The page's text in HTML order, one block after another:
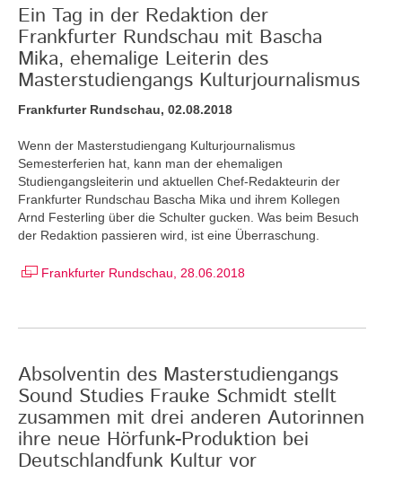
Ein Tag in der Redaktion der
Frankfurter Rundschau mit Bascha
Mika, ehemalige Leiterin des
Masterstudiengangs Kulturjournalismus
Frankfurter Rundschau, 02.08.2018
Wenn der Masterstudiengang Kulturjournalismus
Semesterferien hat, kann man der ehemaligen
Studiengangsleiterin und aktuellen Chef-Redakteurin der
Frankfurter Rundschau Bascha Mika und ihrem Kollegen
Arnd Festerling über die Schulter gucken. Was beim Besuch
der Redaktion passieren wird, ist eine Überraschung.
Frankfurter Rundschau, 28.06.2018
Absolventin des Masterstudiengangs
Sound Studies Frauke Schmidt stellt
zusammen mit drei anderen Autorinnen
ihre neue Hörfunk-Produktion bei
Deutschlandfunk Kultur vor